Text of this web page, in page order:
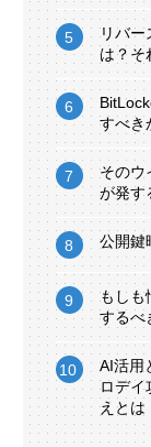
リバー
は？そ
すべき
そのウ
が発す
公開鍵
もしも
するべ
AI活用
ロデイ
えとは